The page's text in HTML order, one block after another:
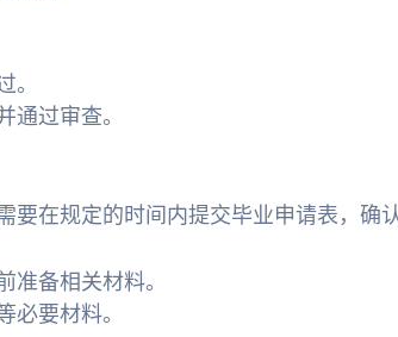
。
通过审查。
在规定的时间内提交毕业申请表，确
准备相关材料。
必要材料。